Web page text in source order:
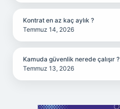
Kontrat en az kaç aylık ?
Temmuz 14, 2026
Kamuda güvenlik nerede çalışır ?
Temmuz 13, 2026